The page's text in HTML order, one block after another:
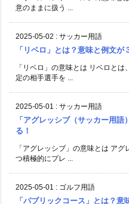
意のままに扱う ...
2025-05-02 : サッカー用語
「リベロ」とは？意味と例文が
「リベロ」の意味とは リベロと
定の相手選手を ...
2025-05-01 : サッカー用語
「アグレッシブ（サッカー用
る！
「アグレッシブ」の意味とは ア
つ積極的にプレ ...
2025-05-01 : ゴルフ用語
「パブリックコース」とは？意